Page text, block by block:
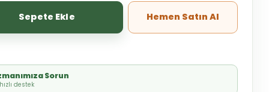
Sepete Ekle Hemen Satın Al
Sorun
destek